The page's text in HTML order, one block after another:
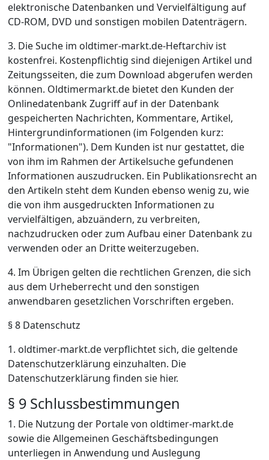
elektronische Datenbanken und Vervielfältigung auf
CD-ROM, DVD und sonstigen mobilen Datenträgern.
3. Die Suche im oldtimer-markt.de-Heftarchiv ist
kostenfrei. Kostenpflichtig sind diejenigen Artikel und
Zeitungsseiten, die zum Download abgerufen werden
können. Oldtimermarkt.de bietet den Kunden der
Onlinedatenbank Zugriff auf in der Datenbank
gespeicherten Nachrichten, Kommentare, Artikel,
Hintergrundinformationen (im Folgenden kurz:
"Informationen"). Dem Kunden ist nur gestattet, die
von ihm im Rahmen der Artikelsuche gefundenen
Informationen auszudrucken. Ein Publikationsrecht an
den Artikeln steht dem Kunden ebenso wenig zu, wie
die von ihm ausgedruckten Informationen zu
vervielfältigen, abzuändern, zu verbreiten,
nachzudrucken oder zum Aufbau einer Datenbank zu
verwenden oder an Dritte weiterzugeben.
4. Im Übrigen gelten die rechtlichen Grenzen, die sich
aus dem Urheberrecht und den sonstigen
anwendbaren gesetzlichen Vorschriften ergeben.
§ 8 Datenschutz
1. oldtimer-markt.de verpflichtet sich, die geltende
Datenschutzerklärung einzuhalten. Die
Datenschutzerklärung finden sie hier.
§ 9 Schlussbestimmungen
1. Die Nutzung der Portale von oldtimer-markt.de
sowie die Allgemeinen Geschäftsbedingungen
unterliegen in Anwendung und Auslegung